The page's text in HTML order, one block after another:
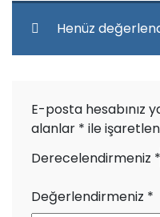
Henüz
E-posta hesabınız
alanlar * ile
Derecelendirmeniz *
Değerlendirmeniz *